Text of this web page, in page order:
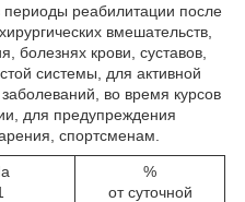
реабилитации после
вмешательств,
болезнях крови, суставов,
системы, для активной
во время курсов
для предупреждения
спортсменам.
%
от суточной